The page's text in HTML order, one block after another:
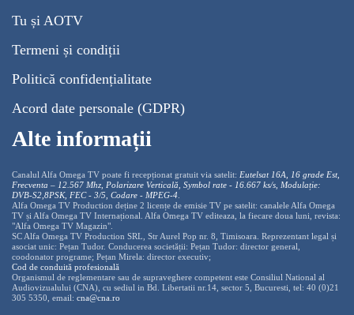
Tu și AOTV
Termeni și condiții
Politică confidențialitate
Acord date personale (GDPR)
Alte informații
Canalul Alfa Omega TV poate fi recepționat gratuit via satelit: Eutelsat 16A, 16 grade Est,
Frecventa – 12.567 Mhz, Polarizare Verticală, Symbol rate - 16.667 ks/s, Modulație:
DVB-S2,8PSK, FEC - 3/5, Codare - MPEG-4
Alfa Omega TV Production deține 2 licențe de emisie TV pe satelit: canalele Alfa Omega
TV și Alfa Omega TV Internațional. Alfa Omega TV editeaza, la fiecare doua luni, revista:
"Alfa Omega TV Magazin".
SC Alfa Omega TV Production SRL, Str Aurel Pop nr. 8, Timisoara. Reprezentant legal și
asociat unic: Pețan Tudor. Conducerea societății: Pețan Tudor: director general,
coodonator programe; Pețan Mirela: director executiv;
Cod de conduită profesională
Organismul de reglementare sau de supraveghere competent este Consiliul National al
Audiovizualului (CNA), cu sediul in Bd. Libertatii nr.14, sector 5, Bucuresti, tel: 40 (0)21
305 5350, email: cna@cna.ro